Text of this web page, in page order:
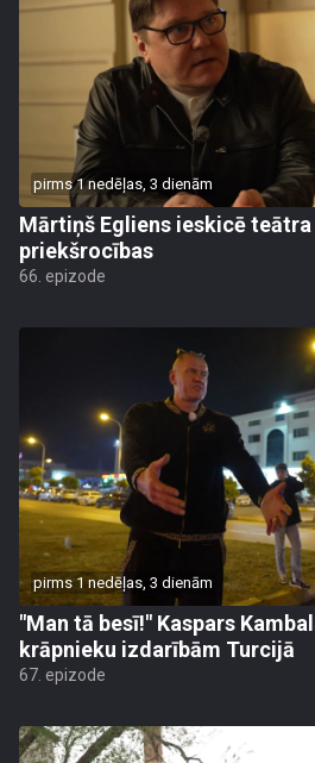
pirms 1 nedēļas, 3 dienām
Mārtiņš Egliens ieskicē
priekšrocības
66. epizode
pirms 1 nedēļas, 3 dienām
"Man tā besī!" Kaspars
krāpnieku izdarībām Turcijā
67. epizode